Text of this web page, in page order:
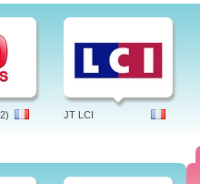
JT LCI